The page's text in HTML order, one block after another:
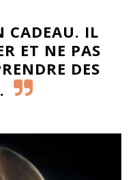
CADEAU. IL
ET NE PAS
DES